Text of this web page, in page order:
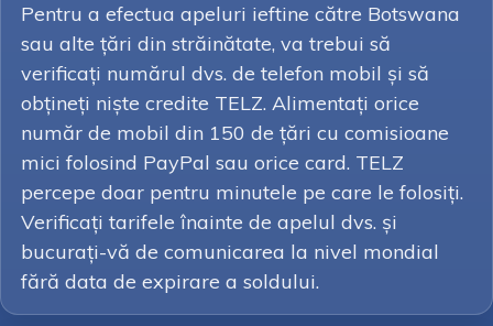
Pentru a efectua apeluri ieftine către Botswana
sau alte țări din străinătate, va trebui să
verificați numărul dvs. de telefon mobil și să
obțineți niște credite TELZ. Alimentați orice
număr de mobil din 150 de țări cu comisioane
mici folosind PayPal sau orice card. TELZ
percepe doar pentru minutele pe care le folosiți.
Verificați tarifele înainte de apelul dvs. și
bucurați-vă de comunicarea la nivel mondial
fără data de expirare a soldului.